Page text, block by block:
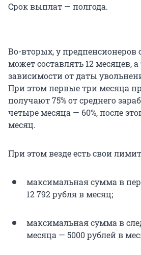
Срок выплат — полгода.
Во-вторых, у предпенсионеров
может составлять 12 месяцев,
зависимости от даты
При этом первые три месяца
получают 75% от среднего
четыре месяца — 60%, после
месяц.
При этом везде есть свои
максимальная сумма в
12 792 рубля в месяц;
максимальная сумма в
месяца — 5000 рублей в